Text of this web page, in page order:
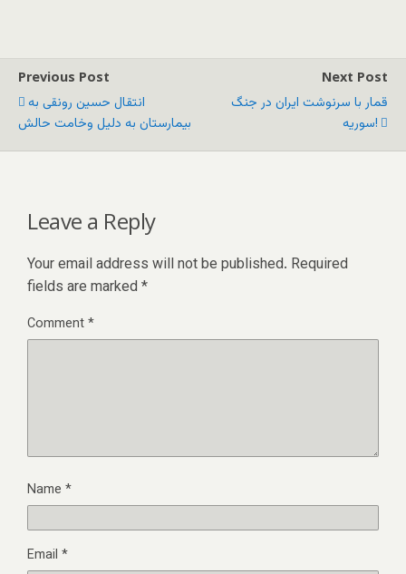
Previous Post
انتقال حسین رونقی به
بیمارستان به دلیل وخامت حالش
Next Post
قمار با سرنوشت ايران در جنگ
سوريه!
Leave a Reply
Your email address will not be published. Required
fields are marked *
Comment*
Name *
Email *